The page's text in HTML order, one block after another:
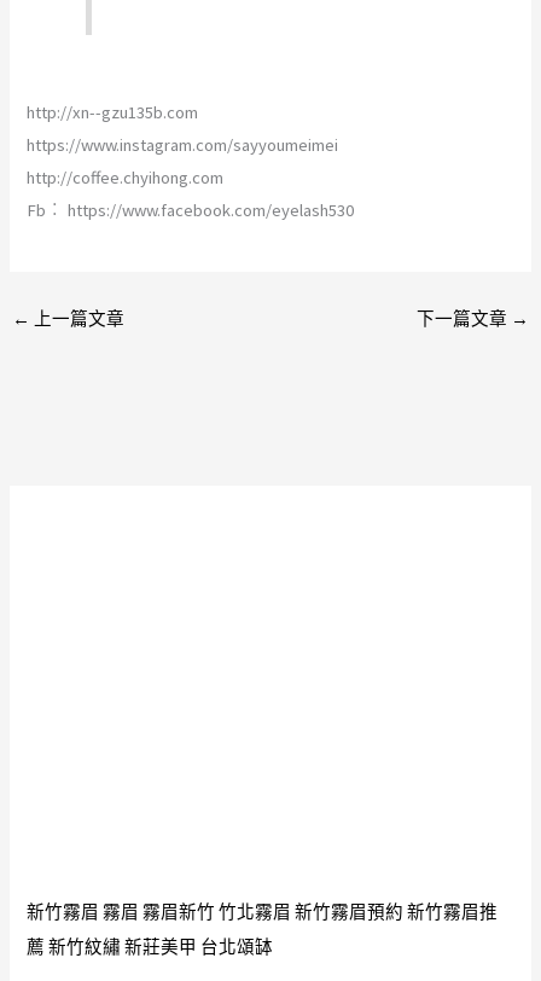
http://xn--gzu135b.com
https://www.instagram.com/sayyoumeimei
http://coffee.chyihong.com
Fb︰ https://www.facebook.com/eyelash530
← 上一篇文章 下一篇文章 →
新竹霧眉 霧眉 霧眉新竹 竹北霧眉 新竹霧眉預約 新竹霧眉推
薦 新竹紋繡 新莊美甲 台北頌缽